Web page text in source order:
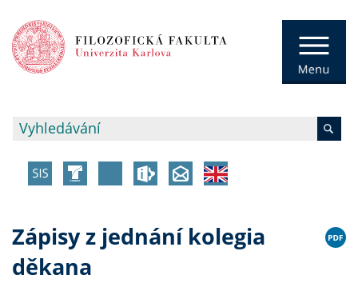
Zápisy z jednání kolegia
děkana